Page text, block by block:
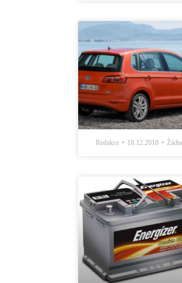
Redakce 18.12.2018